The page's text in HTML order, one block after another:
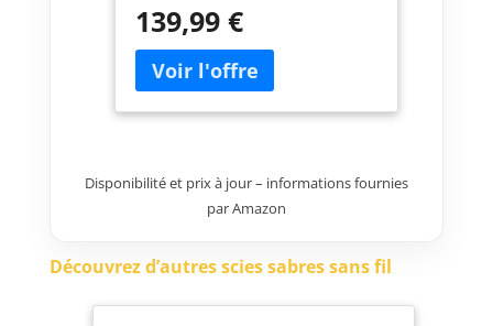
vie prolongée. Réalisez des
coupes précises et profondes
jusqu’à 300 mm dans le bois,
190 mm dans le PVC et 12 mm
dans le métal. Changez de lame
rapide sans outil. Ajustez la
profondeur de coupe avec le
efficacité sur chaque matériau.
Contrôlez la vitesse de coupe via
la gâchette pour adapter la scie
139,99 €
Disponibilité et prix à jour – informations fournies
par Amazon
Découvrez d’autres scies sabres sans fil